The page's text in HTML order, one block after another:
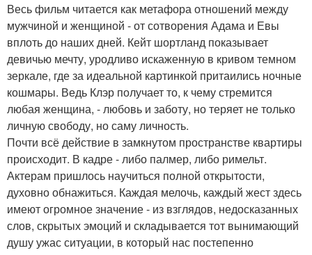
Весь фильм читается как метафора отношений между
мужчиной и женщиной - от сотворения Адама и Евы
вплоть до наших дней. Кейт шортланд показывает
девичью мечту, уродливо искаженную в кривом темном
зеркале, где за идеальной картинкой притаились ночные
кошмары. Ведь Клэр получает то, к чему стремится
любая женщина, - любовь и заботу, но теряет не только
личную свободу, но саму личность.
Почти всё действие в замкнутом пространстве квартиры
происходит. В кадре - либо палмер, либо римельт.
Актерам пришлось научиться полной открытости,
духовно обнажиться. Каждая мелочь, каждый жест здесь
имеют огромное значение - из взглядов, недосказанных
слов, скрытых эмоций и складывается тот вынимающий
душу ужас ситуации, в который нас постепенно